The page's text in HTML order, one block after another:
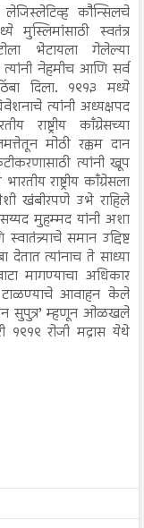
कौन्सिलचे
स्वतंत्र
भेटायला गेलेल्या
त्यांनी नेहमीच आणि सर्व
दिला. १९१३ मध्ये
त्यांनी अध्यक्षपद
राष्ट्रीय काँग्रेसच्या
मोठी रक्कम दान
त्यांनी खूप
राष्ट्रीय काँग्रेसला
खंबीरपणे उभे राहिले
सय्यद मुहम्मद यांनी अशा
समान उद्दिष्ट
देतात त्यांनाच ते साध्या
मागण्याचा अधिकार
टाळण्याचे आवाहन केले
सुपुत्र’ म्हणून ओळखले
१९१९ रोजी मद्रास येथे